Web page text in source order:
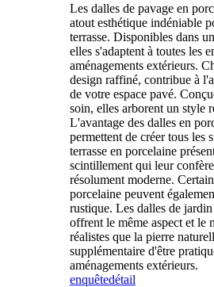
Les dalles de pavage en
atout esthétique indéniable
terrasse. Disponibles dans
elles s'adaptent à toutes les
aménagements extérieurs.
design raffiné, contribue à
de votre espace pavé.
soin, elles arborent un style
L'avantage des dalles en
permettent de créer tous les
terrasse en porcelaine
scintillement qui leur
résolument moderne.
porcelaine peuvent
rustique. Les dalles de
offrent le même aspect et le
réalistes que la pierre
supplémentaire d'être
aménagements extérieurs.
enquêtedétail